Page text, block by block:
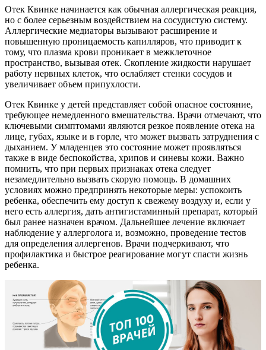
Отек Квинке начинается как обычная аллергическая реакция,
но с более серьезным воздействием на сосудистую систему.
Аллергические медиаторы вызывают расширение и
повышенную проницаемость капилляров, что приводит к
тому, что плазма крови проникает в межклеточное
пространство, вызывая отек. Скопление жидкости нарушает
работу нервных клеток, что ослабляет стенки сосудов и
увеличивает объем припухлости.
Отек Квинке у детей представляет собой опасное состояние,
требующее немедленного вмешательства. Врачи отмечают, что
ключевыми симптомами являются резкое появление отека на
лице, губах, языке и в горле, что может вызвать затруднения с
дыханием. У младенцев это состояние может проявляться
также в виде беспокойства, хрипов и синевы кожи. Важно
помнить, что при первых признаках отека следует
незамедлительно вызвать скорую помощь. В домашних
условиях можно предпринять некоторые меры: успокоить
ребенка, обеспечить ему доступ к свежему воздуху и, если у
него есть аллергия, дать антигистаминный препарат, который
был ранее назначен врачом. Дальнейшее лечение включает
наблюдение у аллерголога и, возможно, проведение тестов
для определения аллергенов. Врачи подчеркивают, что
профилактика и быстрое реагирование могут спасти жизнь
ребенка.